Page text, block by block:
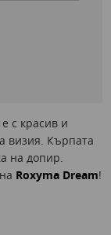
е с красив и
визия. Кърпата
на допир.
Roxyma Dream!